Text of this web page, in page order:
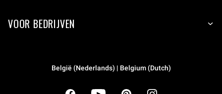
VOOR BEDRIJVEN
België (Nederlands) | Belgium (Dutch)